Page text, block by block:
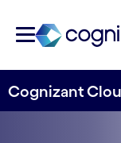
Cognizant